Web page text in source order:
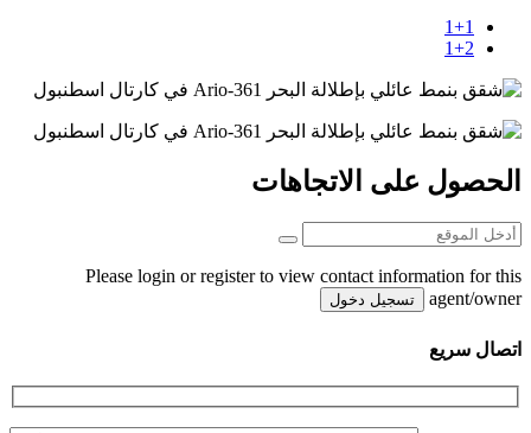
1+1
1+2
الحصول على الاتجاهات
Please login or register to view contact information for this
agent/owner
تسجيل دخول
اتصال سريع